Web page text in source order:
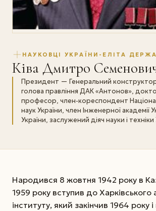
НАУКОВЦІ УКРАЇНИ-ЕЛІТА
Ківа Дмитро
Президент — Генеральний
голова правління ДАК «Антонов»,
професор, член-кореспондент
наук України, член Інженерної академії
України, заслужений діяч науки і техніки
Народився 8 жовтня 1942 року в
1959 року вступив до Харківського
інституту, який закінчив 1964 року і